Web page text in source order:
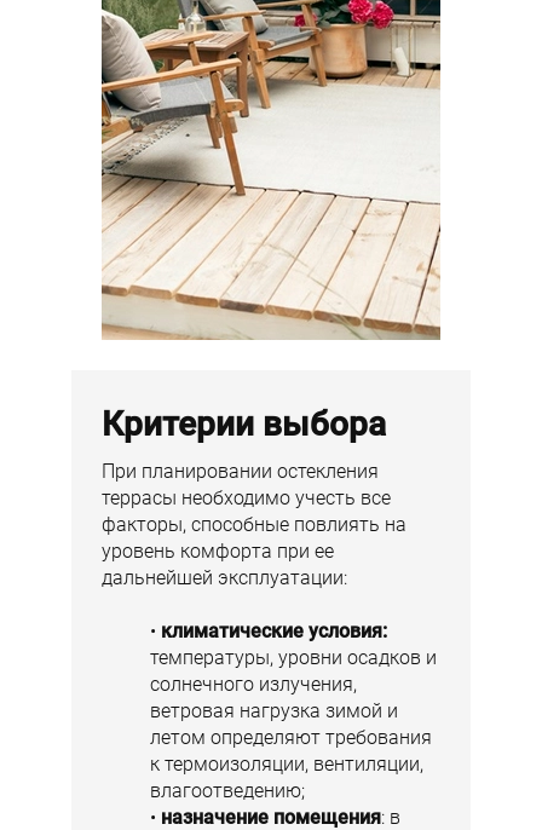
Критерии выбора
При планировании остекления
террасы необходимо учесть все
факторы, способные повлиять на
уровень комфорта при ее
дальнейшей эксплуатации:
климатические условия:
температуры, уровни осадков и
солнечного излучения,
ветровая нагрузка зимой и
летом определяют требования
к термоизоляции, вентиляции,
влагоотведению;
назначение помещения: в